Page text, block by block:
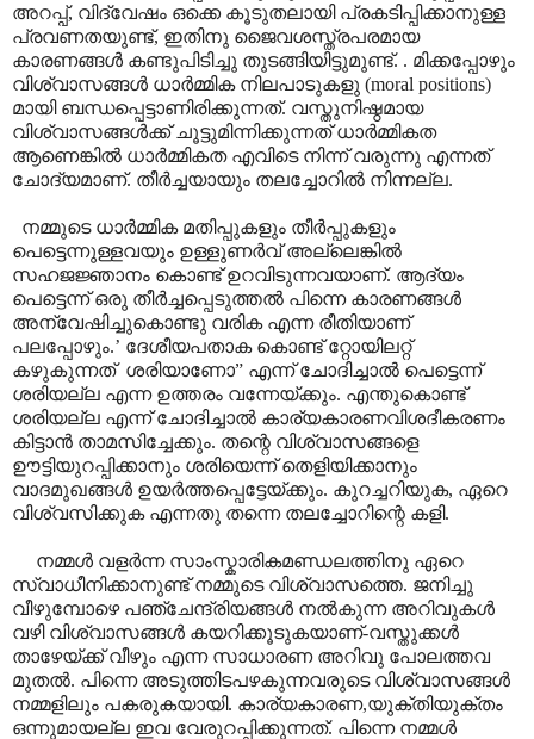
അറപ്പ്, വിദ്വേഷം ഒക്കെ കൂടുതലായി പ്രകടിപ്പിക്കാനുള്ള
പ്രവണതയുണ്ട്, ഇതിനു ജൈവശസ്ത്രപരമായ
കാരണങ്ങൾ കണ്ടുപിടിച്ചു തുടങ്ങിയിട്ടുമുണ്ട്. . മിക്കപ്പോഴും
വിശ്വാസങ്ങൾ ധാർമ്മിക നിലപാടുകളു (moral positions)
മായി ബന്ധപ്പെട്ടാണിരിക്കുന്നത്. വസ്തുനിഷ്ഠമായ
വിശ്വാസങ്ങൾക്ക് ചൂട്ടുമിന്നിക്കുന്നത് ധാർമ്മികത
ആണെങ്കിൽ ധാർമ്മികത എവിടെ നിന്ന് വരുന്നു എന്നത്
ചോദ്യമാണ്. തീർച്ചയായും തലച്ചോറിൽ നിന്നല്ല.
നമ്മുടെ ധാർമ്മിക മതിപ്പുകളും തീർപ്പുകളും
പെട്ടെന്നുള്ളവയും ഉള്ളുണർവ് അല്ലെങ്കിൽ
സഹജജ്ഞാനം കൊണ്ട് ഉറവിടുന്നവയാണ്. ആദ്യം
പെട്ടെന്ന് ഒരു തീർച്ചപ്പെടുത്തൽ പിന്നെ കാരണങ്ങൾ
അന്വേഷിച്ചുകൊണ്ടു വരിക എന്ന രീതിയാണ്
പലപ്പോഴും.’ ദേശീയപതാക കൊണ്ട് റ്റോയിലറ്റ്
കഴുകുന്നത് ശരിയാണോ” എന്ന് ചോദിച്ചാൽ പെട്ടെന്ന്
ശരിയല്ല എന്ന ഉത്തരം വന്നേയ്ക്കും. എന്തുകൊണ്ട്
ശരിയല്ല എന്ന് ചോദിച്ചാൽ കാര്യകാരണവിശദീകരണം
കിട്ടാൻ താമസിച്ചേക്കും. തന്റെ വിശ്വാസങ്ങളെ
ഊട്ടിയുറപ്പിക്കാനും ശരിയെന്ന് തെളിയിക്കാനും
വാദമുഖങ്ങൾ ഉയർത്തപ്പെട്ടേയ്ക്കും. കുറച്ചറിയുക, ഏറെ
വിശ്വസിക്കുക എന്നതു തന്നെ തലച്ചോറിന്റെ കളി.
നമ്മൾ വളർന്ന സാംസ്കാരികമണ്ഡലത്തിനു ഏറെ
സ്വാധീനിക്കാനുണ്ട് നമ്മുടെ വിശ്വാസത്തെ. ജനിച്ചു
വീഴുമ്പോഴെ പഞ്ചേന്ദ്രിയങ്ങൾ നൽകുന്ന അറിവുകൾ
വഴി വിശ്വാസങ്ങൾ കയറിക്കൂടുകയാണ്-വസ്തുക്കൾ
താഴേയ്ക്ക് വീഴും എന്ന സാധാരണ അറിവു പോലത്തവ
മുതൽ. പിന്നെ അടുത്തിടപഴകുന്നവരുടെ വിശ്വാസങ്ങൾ
നമ്മളിലും പകരുകയായി. കാര്യകാരണ,യുക്തിയുക്തം
ഒന്നുമായല്ല ഇവ വേരുറപ്പിക്കുന്നത്. പിന്നെ നമ്മൾ